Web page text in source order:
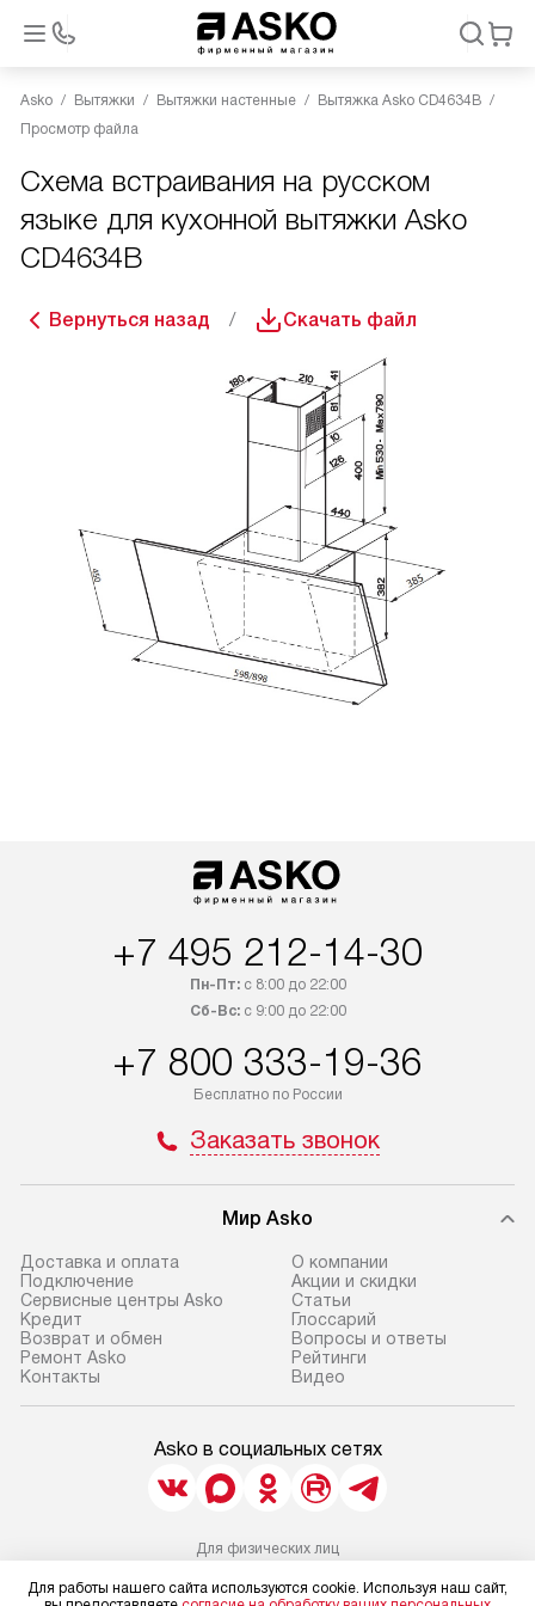
Asko Вытяжки Вытяжки настенные
Вытяжка Asko CD4634B
Просмотр файла
Схема встраивания на русском
языке для кухонной вытяжки Asko
CD4634B
Вернуться назад Скачать файл
+7 495 212-14-30
Пн-Пт:с 8:00 до 22:00
Сб-Вс:с 9:00 до 22:00
+7 800 333-19-36
Бесплатно по России
Заказать звонок
Мир Asko
Доставка и оплата
Подключение
Сервисные центры Asko
Кредит
Возврат и обмен
Ремонт Asko
Контакты
О компании
Акции и скидки
Статьи
Глоссарий
Вопросы и ответы
Рейтинги
Видео
Asko в социальных сетях
Для физических лиц
Для юридических лиц
Для работы нашего сайта используются cookie. Используя наш сайт,